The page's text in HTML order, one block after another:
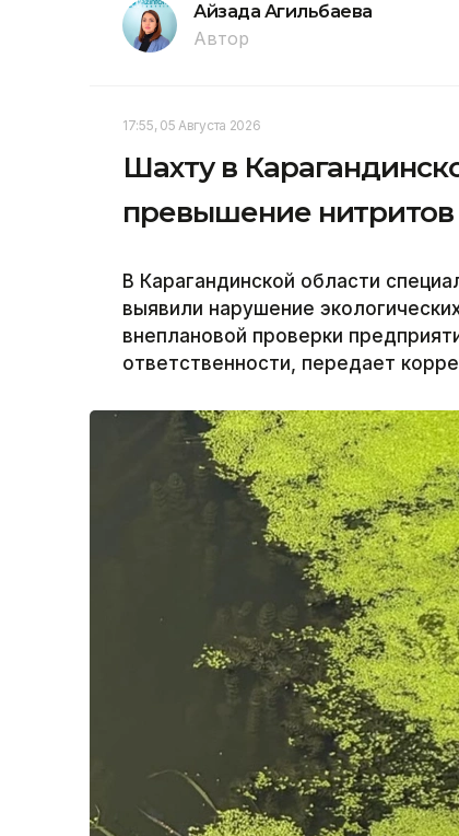
Айзада Агильбаева
Автор
17:55, 05 Августа 2026
Шахту в
превышение нитритов
В Карагандинской области
выявили нарушение
внеплановой проверки
ответственности, передает